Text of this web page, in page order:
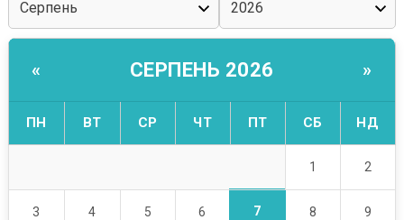
« СЕРПЕНЬ 2026 »
ПН ВТ СР ЧТ ПТ СБ НД
1 2
3 4 5 6 7 8 9